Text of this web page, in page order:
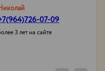
07-09
3 лет на сайте